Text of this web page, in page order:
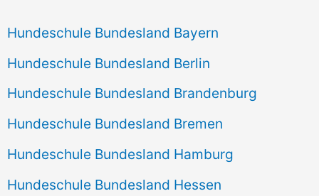
Hundeschule Bundesland Bayern
Hundeschule Bundesland Berlin
Hundeschule Bundesland Brandenburg
Hundeschule Bundesland Bremen
Hundeschule Bundesland Hamburg
Hundeschule Bundesland Hessen